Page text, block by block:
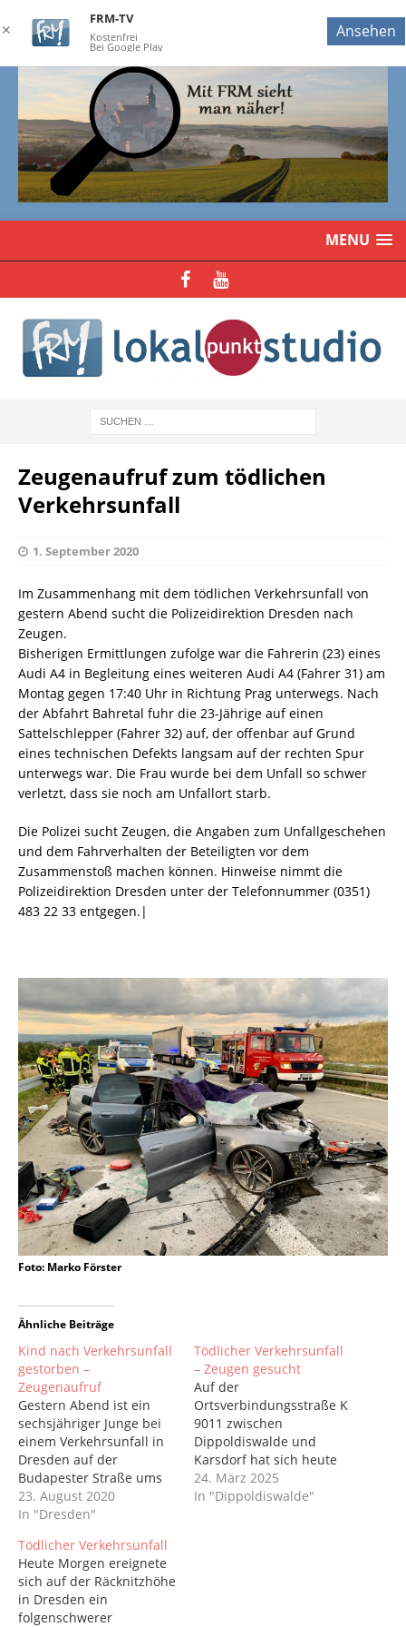
MENU
Zeugenaufruf zum tödlichen
Verkehrsunfall
1. September 2020
Im Zusammenhang mit dem tödlichen Verkehrsunfall von
gestern Abend sucht die Polizeidirektion Dresden nach
Zeugen.
Bisherigen Ermittlungen zufolge war die Fahrerin (23) eines
Audi A4 in Begleitung eines weiteren Audi A4 (Fahrer 31) am
Montag gegen 17:40 Uhr in Richtung Prag unterwegs. Nach
der Abfahrt Bahretal fuhr die 23-Jährige auf einen
Sattelschlepper (Fahrer 32) auf, der offenbar auf Grund
eines technischen Defekts langsam auf der rechten Spur
unterwegs war. Die Frau wurde bei dem Unfall so schwer
verletzt, dass sie noch am Unfallort starb.
Die Polizei sucht Zeugen, die Angaben zum Unfallgeschehen
und dem Fahrverhalten der Beteiligten vor dem
Zusammenstoß machen können. Hinweise nimmt die
Polizeidirektion Dresden unter der Telefonnummer (0351)
483 22 33 entgegen.|
Foto: Marko Förster
Ähnliche Beiträge
Kind nach Verkehrsunfall
gestorben –
Zeugenaufruf
Gestern Abend ist ein
sechsjähriger Junge bei
einem Verkehrsunfall in
Dresden auf der
Budapester Straße ums
Leben gekommen.
Bisherigen Ermittlungen
(31) eines Mercedes
sowie der Fahrer eines
BMW (23) in Richtung
Innenstadt unterwegs. In
Höhe der Schweizer
23. August 2020
In "Dresden"
Tödlicher Verkehrsunfall
– Zeugen gesucht
Auf der
Ortsverbindungsstraße K
9011 zwischen
Dippoldiswalde und
Karsdorf hat sich heute
gegen 8.25 Uhr ein
tödlicher Verkehrsunfall
24. März 2025
In "Dippoldiswalde"
Tödlicher Verkehrsunfall
Heute Morgen ereignete
sich auf der Räcknitzhöhe
in Dresden ein
folgenschwerer
✕
FRM-TV
Kostenfrei
Bei Google Play
Ansehen